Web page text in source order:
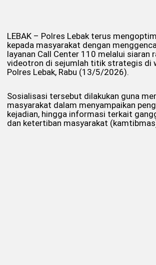
LEBAK – Polres Lebak terus
kepada masyarakat dengan
layanan Call Center 110 melalui siaran
videotron di sejumlah titik strategis di
Polres Lebak, Rabu (13/5/2026).
Sosialisasi tersebut dilakukan guna
masyarakat dalam menyampaikan
kejadian, hingga informasi terkait
dan ketertiban masyarakat